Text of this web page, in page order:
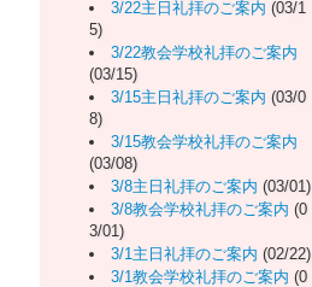
3/22主日礼拝のご案内 (03/1
5)
3/22教会学校礼拝のご案内
(03/15)
3/15主日礼拝のご案内 (03/0
8)
3/15教会学校礼拝のご案内
(03/08)
3/8主日礼拝のご案内 (03/01)
3/8教会学校礼拝のご案内 (0
3/01)
3/1主日礼拝のご案内 (02/22)
3/1教会学校礼拝のご案内 (0